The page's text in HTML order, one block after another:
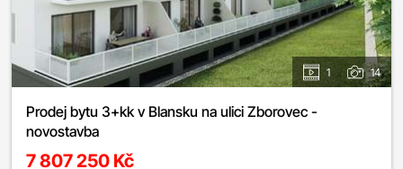
1 14
Prodej bytu 3+kk v Blansku na ulici Zborovec -
novostavba
7 807 250 Kč